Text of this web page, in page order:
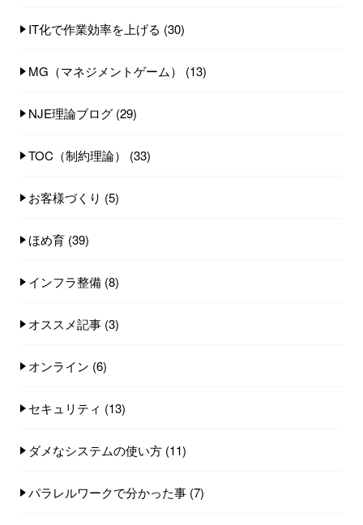
IT化で作業効率を上げる (30)
MG（マネジメントゲーム） (13)
NJE理論ブログ (29)
TOC（制約理論） (33)
お客様づくり (5)
ほめ育 (39)
インフラ整備 (8)
オススメ記事 (3)
オンライン (6)
セキュリティ (13)
ダメなシステムの使い方 (11)
パラレルワークで分かった事 (7)